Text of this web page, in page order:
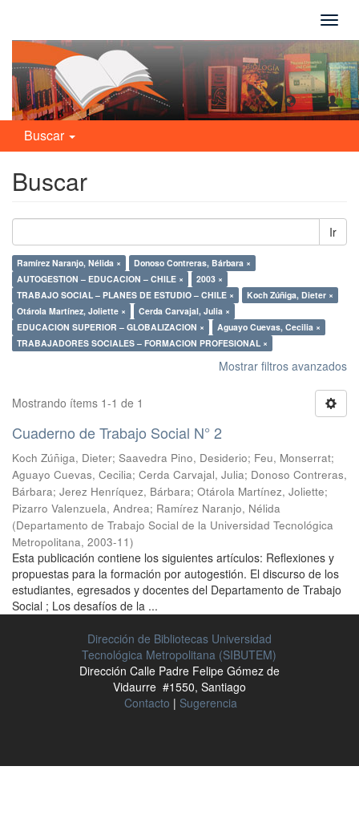
Buscar
Buscar
Ir
Ramírez Naranjo, Nélida ×
Donoso Contreras, Bárbara ×
AUTOGESTION – EDUCACION – CHILE ×
2003 ×
TRABAJO SOCIAL – PLANES DE ESTUDIO – CHILE ×
Koch Zúñiga, Dieter ×
Otárola Martínez, Joliette ×
Cerda Carvajal, Julia ×
EDUCACION SUPERIOR – GLOBALIZACION ×
Aguayo Cuevas, Cecilia ×
TRABAJADORES SOCIALES – FORMACION PROFESIONAL ×
Mostrar filtros avanzados
Mostrando ítems 1-1 de 1
Cuaderno de Trabajo Social N° 2
Koch Zúñiga, Dieter; Saavedra Pino, Desiderio; Feu, Monserrat;
Aguayo Cuevas, Cecilia; Cerda Carvajal, Julia; Donoso Contreras,
Bárbara; Jerez Henríquez, Bárbara; Otárola Martínez, Joliette;
Pizarro Valenzuela, Andrea; Ramírez Naranjo, Nélida
(Departamento de Trabajo Social de la Universidad Tecnológica
Metropolitana, 2003-11)
Esta publicación contiene los siguientes artículos: Reflexiones y
propuestas para la formación por autogestión. El discurso de los
estudiantes, egresados y docentes del Departamento de Trabajo
Social ; Los desafíos de la ...
Dirección de Bibliotecas Universidad
Tecnológica Metropolitana (SIBUTEM)
Dirección Calle Padre Felipe Gómez de
Vidaurre #1550, Santiago
Contacto | Sugerencia